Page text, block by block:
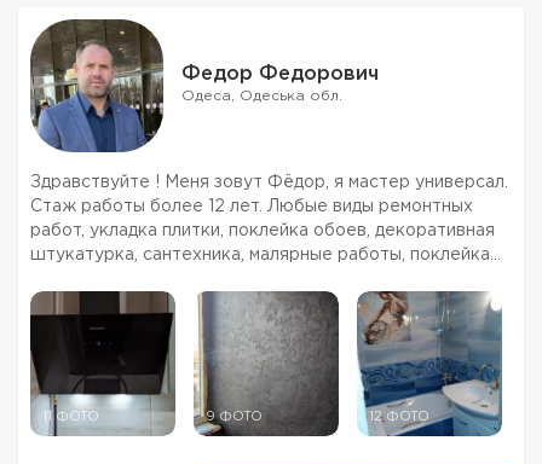
Федор Федорович
Одеса, Одеська обл.
Здравствуйте ! Меня зовут Фёдор, я мастер универсал.
Стаж работы более 12 лет. Любые виды ремонтных
работ, укладка плитки, поклейка обоев, декоративная
штукатурка, сантехника, малярные работы, поклейка
установка / сборка кухни, установка / сборка ме...
11 ФОТО 9 ФОТО 12 ФОТО